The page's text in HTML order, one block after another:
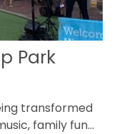
Park
transformed
family fun…